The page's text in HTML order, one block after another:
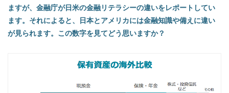
ますが、金融庁が日米の金融リテラシーの違いをレポートしてい
ます。それによると、日本とアメリカには金融知識や備えに違い
が見られます。この数字を見てどう思いますか？